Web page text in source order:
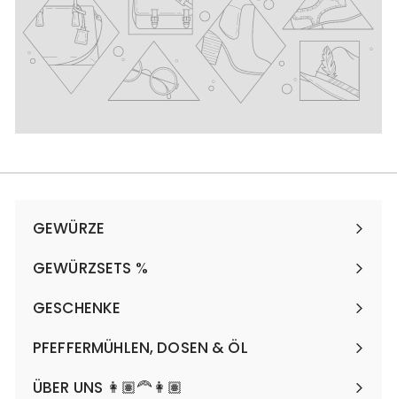
GEWÜRZE
Menü
maximieren
GEWÜRZSETS %
Menü
maximieren
GESCHENKE
Menü
maximieren
PFEFFERMÜHLEN, DOSEN & ÖL
Menü
maximieren
ÜBER UNS 👩🏽‍🦰👩🏽